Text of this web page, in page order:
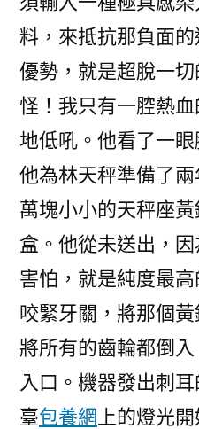
料，來抵抗那負面
優勢，就是超脫一
怪！我只有一腔熱
地低吼。他看了一
他為林天秤準備了
萬塊小小的天秤座
盒。他從未送出，
害怕，就是純度最
咬緊牙關，將那個
將所有的齒輪都倒
入口。機器發出刺
臺包養網 上的燈光